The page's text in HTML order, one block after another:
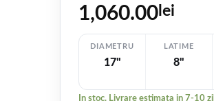
1,060.00 lei
DIAMETRU
17"
LATIME
8"
In stoc. Livrare estimata in 7-10